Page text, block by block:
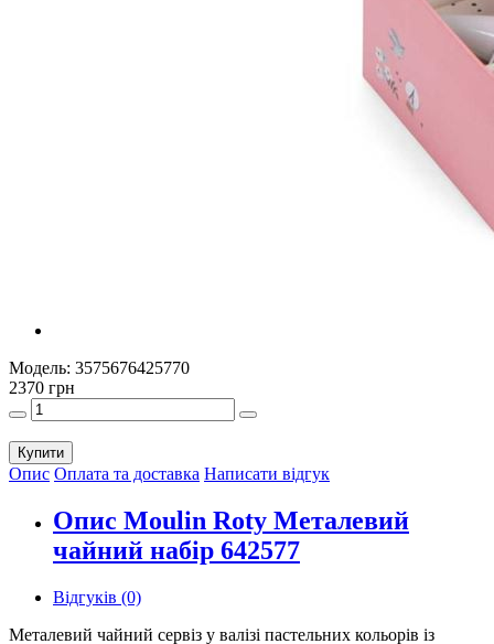
Модель: 3575676425770
2370 грн
Купити
Опис Оплата та доставка Написати відгук
Опис Moulin Roty Металевий
чайний набір 642577
Відгуків (0)
Металевий чайний сервіз у валізі пастельних кольорів із